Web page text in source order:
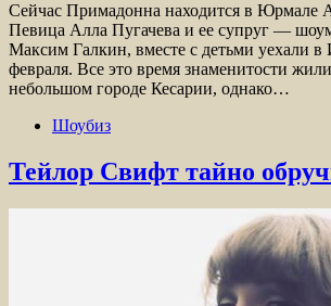
Сейчас Примадонна находится в Юрмале
Певица Алла Пугачева и ее супруг —
Максим Галкин, вместе с детьми уехали в
февраля. Все это время знаменитости
небольшом городе Кесарии, однако…
Шоубиз
Тейлор Свифт тайно